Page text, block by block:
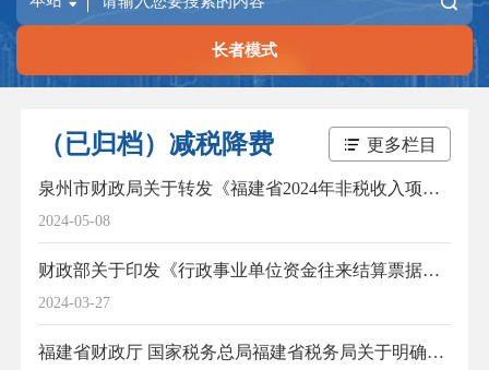
长者模式
（已归档）减税降费 更多栏目
2024-05-08
泉州市财政局关于转发《福建省2024年非税收入项目目录》的通知
2024-03-27
财政部关于印发《行政事业单位资金往来结算票据使用管理办法》的通知
福建省财政厅 国家税务总局福建省税务局关于明确我省实施国家商品储备税收优惠政策有关事项的通知